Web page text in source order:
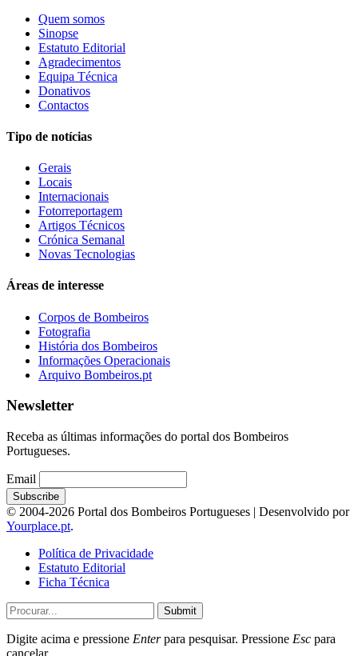
Quem somos
Sinopse
Estatuto Editorial
Agradecimentos
Equipa Técnica
Donativos
Contactos
Tipo de notícias
Gerais
Locais
Internacionais
Fotorreportagem
Artigos Técnicos
Crónica Semanal
Novas Tecnologias
Áreas de interesse
Corpos de Bombeiros
Fotografia
História dos Bombeiros
Informações Operacionais
Arquivo Bombeiros.pt
Newsletter
Receba as últimas informações do portal dos Bombeiros
Portugueses.
Email
© 2004-2026 Portal dos Bombeiros Portugueses | Desenvolvido por
Yourplace.pt.
Política de Privacidade
Estatuto Editorial
Ficha Técnica
Submit
Digite acima e pressione Enterpara pesquisar. Pressione Esc para